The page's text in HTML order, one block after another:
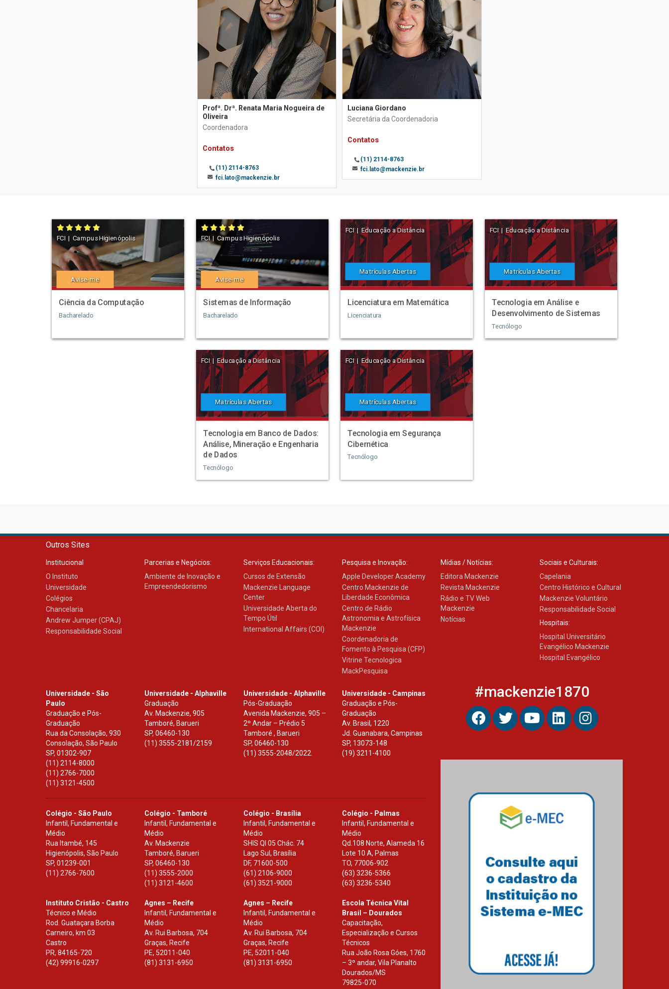
Profª. Drª. Renata Maria Nogueira de
Oliveira
Coordenadora
Contatos
(11) 2114-8763
fci.lato@mackenzie.br
Luciana Giordano
Secretária da Coordenadoria
Contatos
(11) 2114-8763
fci.lato@mackenzie.br
FCI | Campus Higienópolis
Avise-me
Ciência da Computação
Bacharelado
FCI | Campus Higienópolis
Avise-me
Sistemas de Informação
Bacharelado
FCI | Educação a Distância
Matrículas Abertas
Licenciatura em Matemática
Licenciatura
FCI | Educação a Distância
Matrículas Abertas
Tecnologia em Análise e
Desenvolvimento de Sistemas
Tecnólogo
FCI | Educação a Distância
Matrículas Abertas
Tecnologia em Banco de Dados:
Análise, Mineração e Engenharia
de Dados
Tecnólogo
FCI | Educação a Distância
Matrículas Abertas
Tecnologia em Segurança
Cibernética
Tecnólogo
Outros Sites
Institucional
O Instituto
Universidade
Colégios
Chancelaria
Andrew Jumper (CPAJ)
Responsabilidade Social
Parcerias e Negócios:
Ambiente de Inovação e
Empreendedorismo
Serviços Educacionais:
Cursos de Extensão
Mackenzie Language
Center
Universidade Aberta do
Tempo Útil
International Affairs (COI)
Pesquisa e Inovação:
Apple Developer Academy
Centro Mackenzie de
Liberdade Econômica
Centro de Rádio
Astronomia e Astrofísica
Mackenzie
Coordenadoria de
Fomento à Pesquisa (CFP)
Vitrine Tecnologica
MackPesquisa
Mídias / Notícias:
Editora Mackenzie
Revista Mackenzie
Rádio e TV Web
Mackenzie
Notícias
Sociais e Culturais:
Capelania
Centro Histórico e Cultural
Mackenzie Voluntário
Responsabilidade Social
Hospitais:
Hospital Universitário
Evangélico Mackenzie
Hospital Evangélico
Universidade - São
Paulo
Graduação e Pós-
Graduação
Rua da Consolação, 930
Consolação, São Paulo
SP, 01302-907
(11) 2114-8000
(11) 2766-7000
(11) 3121-4500
Universidade - Alphaville
Graduação
Av. Mackenzie, 905
Tamboré, Barueri
SP,06460-130
(11) 3555-2181/2159
Universidade - Alphaville
Pós-Graduação
Avenida Mackenzie, 905 –
2º Andar – Prédio 5
Tamboré , Barueri
SP, 06460-130
(11) 3555-2048/2022.
Universidade - Campinas
Graduação e Pós-
Graduação
Av. Brasil, 1220
Jd. Guanabara, Campinas
SP, 13073-148
(19) 3211-4100
Colégio - São Paulo
Infantil, Fundamental e
Médio
Rua Itambé, 145
Higienópolis, São Paulo
SP, 01239-001
(11) 2766-7600
Colégio - Tamboré
Infantil, Fundamental e
Médio
Av. Mackenzie
Tamboré, Barueri
SP,06460-130
(11) 3555-2000
(11) 3121-4600
Colégio - Brasília
Infantil, Fundamental e
Médio
SHIS Ql 05 Chác. 74
Lago Sul, Brasília
DF, 71600-500
(61) 2106-9000
(61) 3521-9000
Colégio - Palmas
Infantil, Fundamental e
Médio
Qd.108 Norte, Alameda 16
Lote 10 A, Palmas
TO, 77006-902
(63) 3236-5366
(63) 3236-5340
Instituto Cristão - Castro
Técnico e Médio
Rod. Guataçara Borba
Carneiro, km 03
Castro
PR, 84165-720
(42) 99916-0297
Agnes – Recife
Infantil, Fundamental e
Médio
Av. Rui Barbosa, 704
Graças, Recife
PE, 52011-040
(81) 3131-6950
Agnes – Recife
Infantil, Fundamental e
Médio
Av. Rui Barbosa, 704
Graças, Recife
PE, 52011-040
(81) 3131-6950
Escola Técnica Vital
Brasil – Dourados
Capacitação,
Especialização e Cursos
Técnicos
Rua João Rosa Góes, 1760
– 3º andar, Vila Planalto
Dourados/MS
79825-070
#mackenzie1870